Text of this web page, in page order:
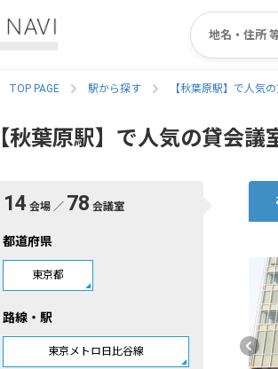
TOP PAGE 駅から探す 【秋葉原駅】で人気
【秋葉原駅】で人気の貸会議
14 会場 ／ 78 会議室
都道府県
東京都
路線・駅
東京メトロ日比谷線